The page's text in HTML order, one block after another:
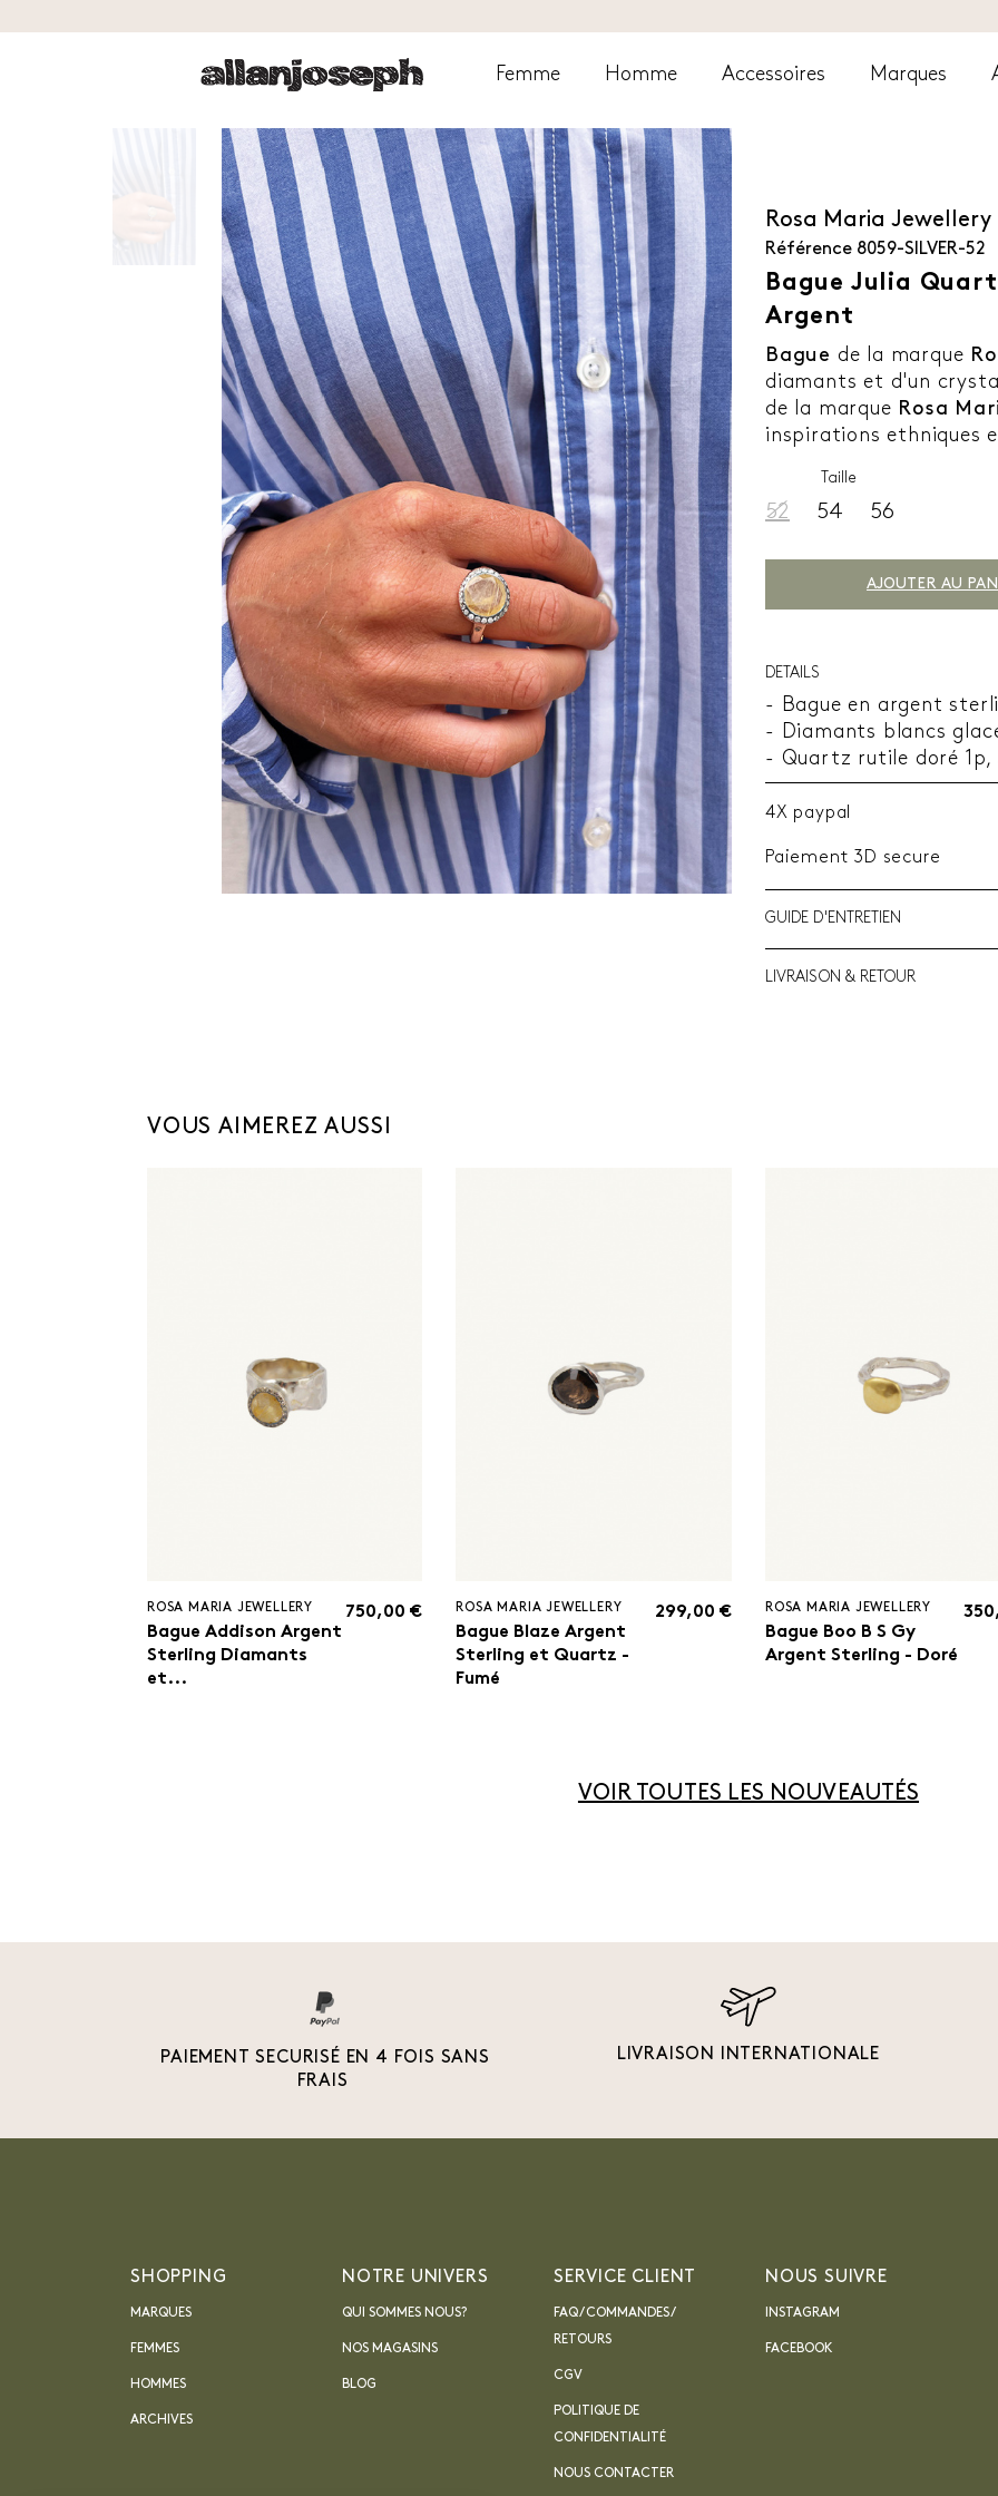
Femme Homme Accessoires Marques
Rosa Maria Jewellery
Référence 8059-SILVER-52
Bague Julia
Argent
Bague de la marque
diamants et d'un
de la marque Rosa
inspirations ethniques
Taille
52 54 56
AJOUTER AU
DETAILS
- Bague en argent
- Diamants blancs
- Quartz rutile doré 1p,
4X paypal
Paiement 3D secure
GUIDE D'ENTRETIEN
LIVRAISON & RETOUR
VOUS AIMEREZ AUSSI
ROSA MARIA JEWELLERY
Bague Addison Argent
Sterling Diamants
et...
750,00 € ROSA MARIA JEWELLERY
Bague Blaze Argent
Sterling et Quartz -
Fumé
299,00 € ROSA MARIA JEWELLERY
Bague Boo B S Gy
Argent Sterling - Doré
VOIR TOUTES LES NOUVEAUTÉS
PAIEMENT SECURISÉ EN 4 FOIS SANS
FRAIS
LIVRAISON INTERNATIONALE
SHOPPING
MARQUES
FEMMES
HOMMES
ARCHIVES
NOTRE UNIVERS
QUI SOMMES NOUS?
NOS MAGASINS
BLOG
SERVICE CLIENT
FAQ / COMMANDES /
RETOURS
CGV
POLITIQUE DE
CONFIDENTIALITÉ
NOUS CONTACTER
NOUS SUIVRE
INSTAGRAM
FACEBOOK